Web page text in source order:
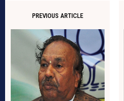
PREVIOUS ARTICLE